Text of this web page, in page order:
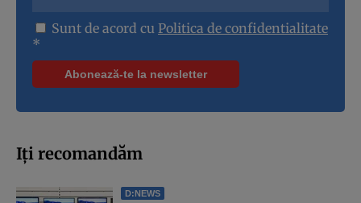
Sunt de acord cu Politica de confidentialitate
*
Iți recomandăm
D:NEWS